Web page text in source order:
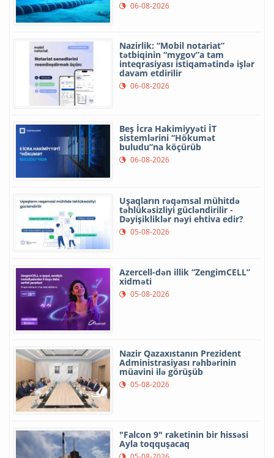
06-08-2026
Nazirlik: “Mobil notariat”
tətbiqinin “mygov”a tam
inteqrasiyası istiqamətində işlər
davam etdirilir
06-08-2026
Beş İcra Hakimiyyəti İT
sistemlərini “Hökumət
buludu”na köçürüb
06-08-2026
Uşaqların rəqəmsal mühitdə
təhlükəsizliyi gücləndirilir -
Dəyişikliklər nəyi ehtiva edir?
05-08-2026
Azercell-dən illik “ZengimCELL”
xidməti
05-08-2026
Nazir Qazaxıstanın Prezident
Administrasiyası rəhbərinin
müavini ilə görüşüb
05-08-2026
"Falcon 9" raketinin bir hissəsi
Ayla toqquşacaq